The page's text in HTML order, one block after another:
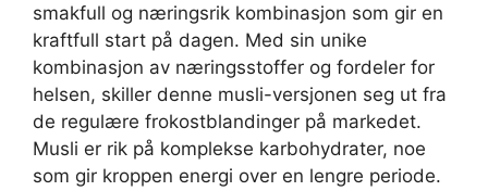
smakfull og næringsrik kombinasjon som gir en
kraftfull start på dagen. Med sin unike
kombinasjon av næringsstoffer og fordeler for
helsen, skiller denne musli-versjonen seg ut fra
de regulære frokostblandinger på markedet.
Musli er rik på komplekse karbohydrater, noe
som gir kroppen energi over en lengre periode.